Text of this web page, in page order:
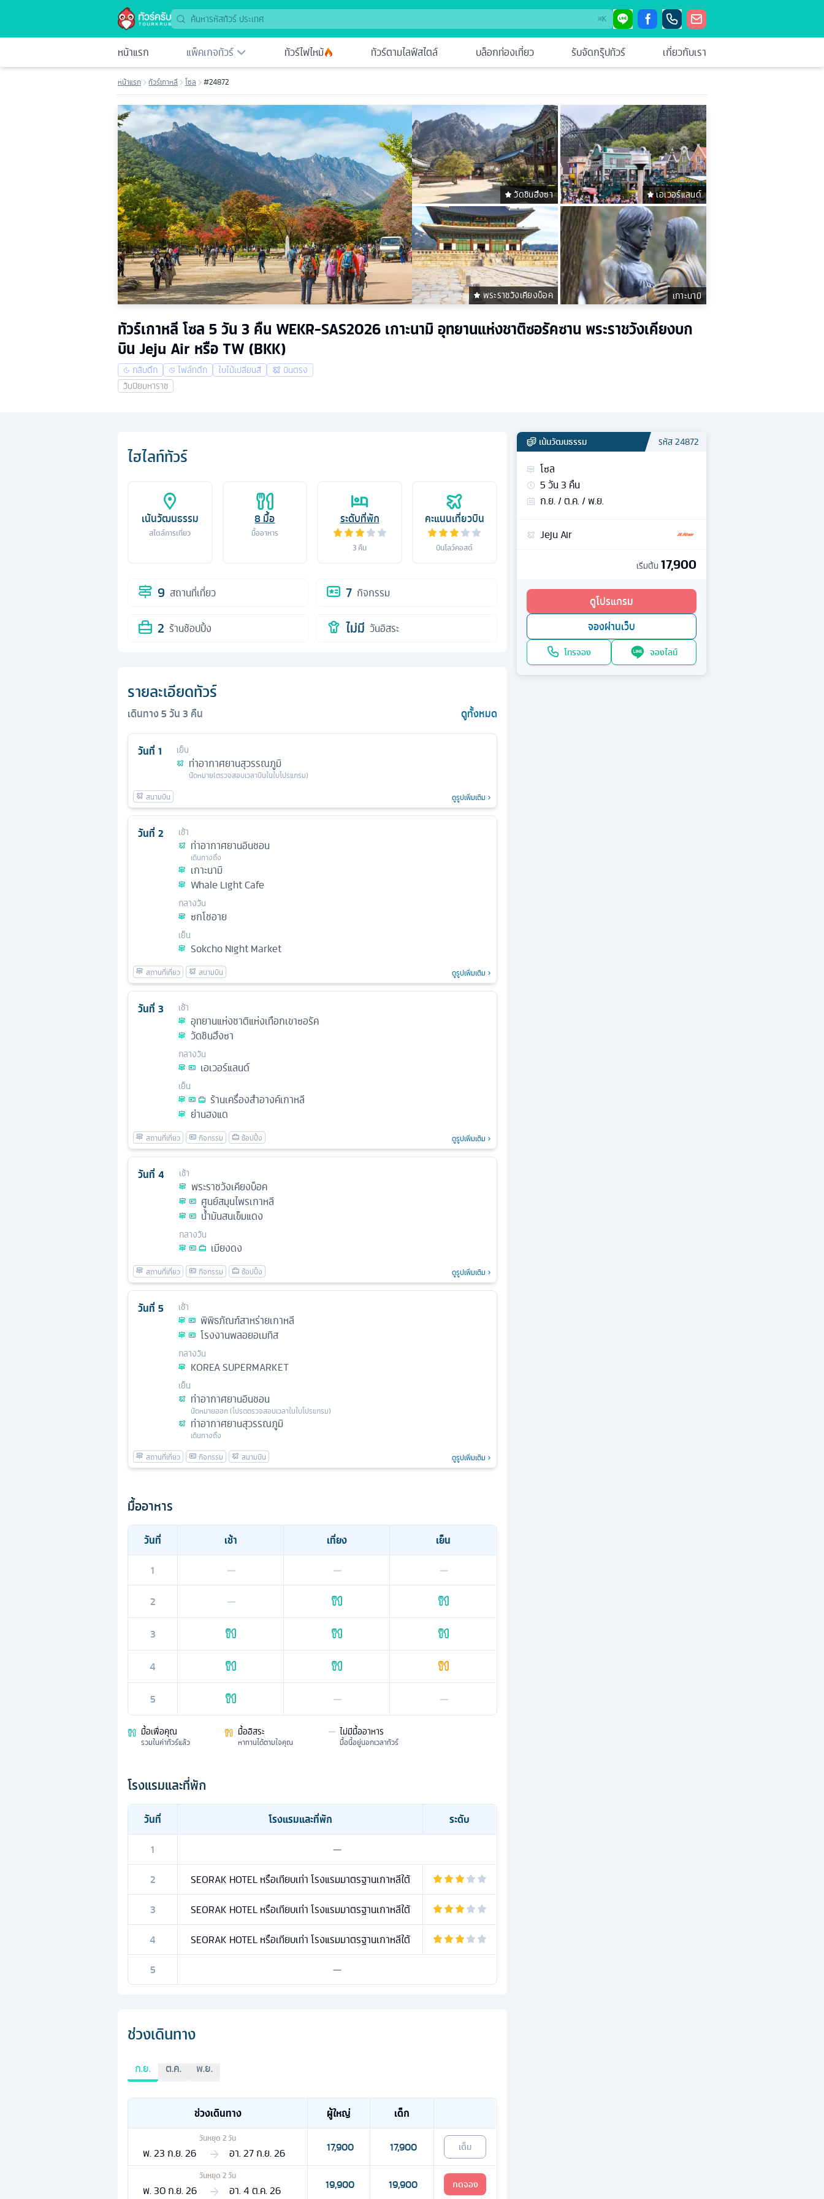
⌘K
หน้าแรก แพ็คเกจทัวร์ ทัวร์ไฟไหม้ ทัวร์ตามไลฟ์สไตล์ บล็อกท่องเที่ยว รับจัดกรุ๊ปทัวร์ เกี่ยวกับเรา
หน้าแรก ทัวร์เกาหลี โซล #24872
วัดชินฮึงซา เอเวอร์แลนด์
พระราชวังเคียงบ็อค เกาะนามิ
ทัวร์เกาหลี โซล 5 วัน 3 คืน WEKR-SAS2026 เกาะนามิ อุทยานแห่งชาติซอรัคซาน พระราชวังเคียงบก
บิน Jeju Air หรือ TW (BKK)
กลับดึก ไฟล์ทดึก ใบไม้เปลี่ยนสี
บินตรง
วันปิยมหาราช
ไฮไลท์ทัวร์
เน้นวัฒนธรรม
สไตล์การเที่ยว
8มื้อ
มื้ออาหาร
ระดับที่พัก
3 คืน
คะแนนเที่ยวบิน
บินโลว์คอสต์
9 สถานที่เที่ยว 7 กิจกรรม
2 ร้านช้อปปิ้ง ไม่มี วันอิสระ
รายละเอียดทัวร์
เดินทาง5วัน3 คืน ดูทั้งหมด
วันที่ 1 เย็น
ท่าอากาศยานสุวรรณภูมิ
นัดหมาย(ตรวจสอบเวลาบินในใบโปรแกรม)
ดูรูปเพิ่มเติม
วันที่ 2 เช้า
ท่าอากาศยานอินชอน
เดินทางถึง
เกาะนามิ
Whale Light Cafe
กลางวัน
ซกโชอาย
เย็น
Sokcho Night Market
ดูรูปเพิ่มเติม
วันที่ 3 เช้า
อุทยานแห่งชาติแห่งเทือกเขาซอรัค
วัดชินฮึงซา
กลางวัน
เอเวอร์แลนด์
เย็น
ร้านเครื่องสำอางค์เกาหลี
ย่านฮงแด
ดูรูปเพิ่มเติม
วันที่ 4 เช้า
พระราชวังเคียงบ็อค
ศูนย์สมุนไพรเกาหลี
น้ำมันสนเข็มแดง
กลางวัน
เมียงดง
ดูรูปเพิ่มเติม
วันที่ 5 เช้า
พิพิธภัณฑ์สาหร่ายเกาหลี
โรงงานพลอยอเมทิส
กลางวัน
KOREA SUPERMARKET
เย็น
ท่าอากาศยานอินชอน
นัดหมายออก(โปรดตรวจสอบเวลาในใบโปรแกรม)
ท่าอากาศยานสุวรรณภูมิ
เดินทางถึง
ดูรูปเพิ่มเติม
มื้ออาหาร
วันที่ เช้า เที่ยง
เย็น
1
— —
—
2
—
3
4
5 — —
มื้อเพื่อคุณ
รวมในค่าทัวร์แล้ว
มื้ออิสระ
หาทานได้ตามใจคุณ
— ไม่มีมื้ออาหาร
มื้อนี้อยู่นอกเวลาทัวร์
โรงแรมและที่พัก
วันที่ โรงแรมและที่พัก
ระดับ
1
—
2
SEORAK HOTEL หรือเทียบเท่า โรงแรมมาตรฐานเกาหลีใต้
3
SEORAK HOTEL หรือเทียบเท่า โรงแรมมาตรฐานเกาหลีใต้
4
SEORAK HOTEL หรือเทียบเท่า โรงแรมมาตรฐานเกาหลีใต้
5
—
ช่วงเดินทาง
ก.ย. ต.ค. พ.ย.
ช่วงเดินทาง ผู้ใหญ่ เด็ก
วันหยุด 2วัน
พ. 23 ก.ย. 26 อา. 27 ก.ย. 26 17,900 17,900 เต็ม
วันหยุด 2วัน
พ. 30 ก.ย. 26 อา. 4 ต.ค. 26 19,900 19,900 กดจอง
เน้นวัฒนธรรม รหัส24872
โซล
5วัน3 คืน
ก.ย. / ต.ค. / พ.ย.
Jeju Air
เริ่มต้น 17,900
ดูโปรแกรม
จองผ่านเว็บ
โทรจอง จองไลน์